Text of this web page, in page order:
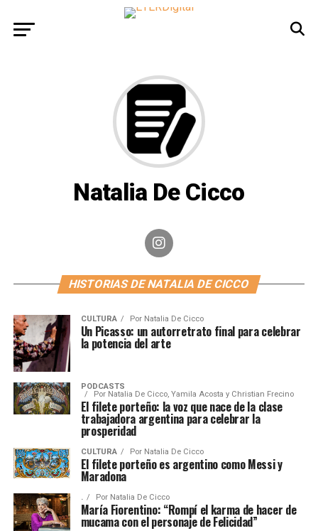
Natalia De Cicco
HISTORIAS DE NATALIA DE CICCO
CULTURA Por Natalia De Cicco
Un Picasso: un autorretrato final para celebrar
la potencia del arte
PODCASTS
Por Natalia De Cicco, Yamila Acosta y Christian Frecino
El filete porteño: la voz que nace de la clase
trabajadora argentina para celebrar la
prosperidad
CULTURA Por Natalia De Cicco
El filete porteño es argentino como Messi y
Maradona
. Por Natalia De Cicco
María Fiorentino: “Rompí el karma de hacer de
mucama con el personaje de Felicidad”